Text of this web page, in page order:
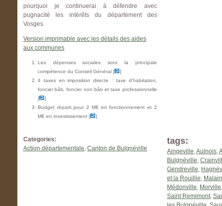
pourquoi je continuerai à défendre avec
pugnacité les intérêts du département des
Vosges.
Version imprimable avec les détails des aides
aux communes
Les dépenses sociales sont la principale
compétence du Conseil Général [
]
4 taxes en imposition directe : taxe d’habitation,
foncier bâti, foncier non bâti et taxe professionnelle
[
]
Budget réparti pour 2 M€ en fonctionnement et 2
M€ en investissement [
]
Categories:
Action départementale, Canton de Bulgnéville
tags:
Aingeville,Aulnois,
Bulgnéville,
Gendreville,
et la Rouillie,
Médonville, Morville
Saint Remimont,